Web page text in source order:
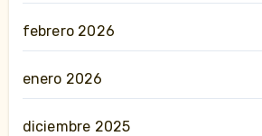
febrero 2026
enero 2026
diciembre 2025